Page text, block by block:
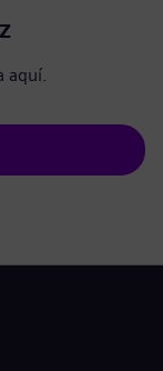
aquí.